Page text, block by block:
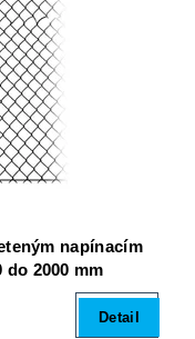
napínacím
2000 mm
Detail